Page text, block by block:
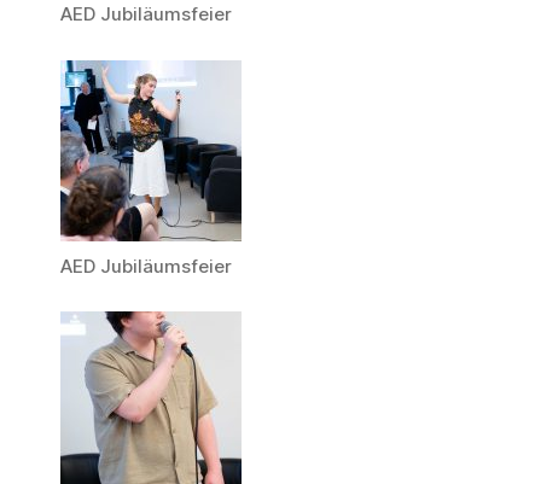
AED Jubiläumsfeier
AED Jubiläumsfeier